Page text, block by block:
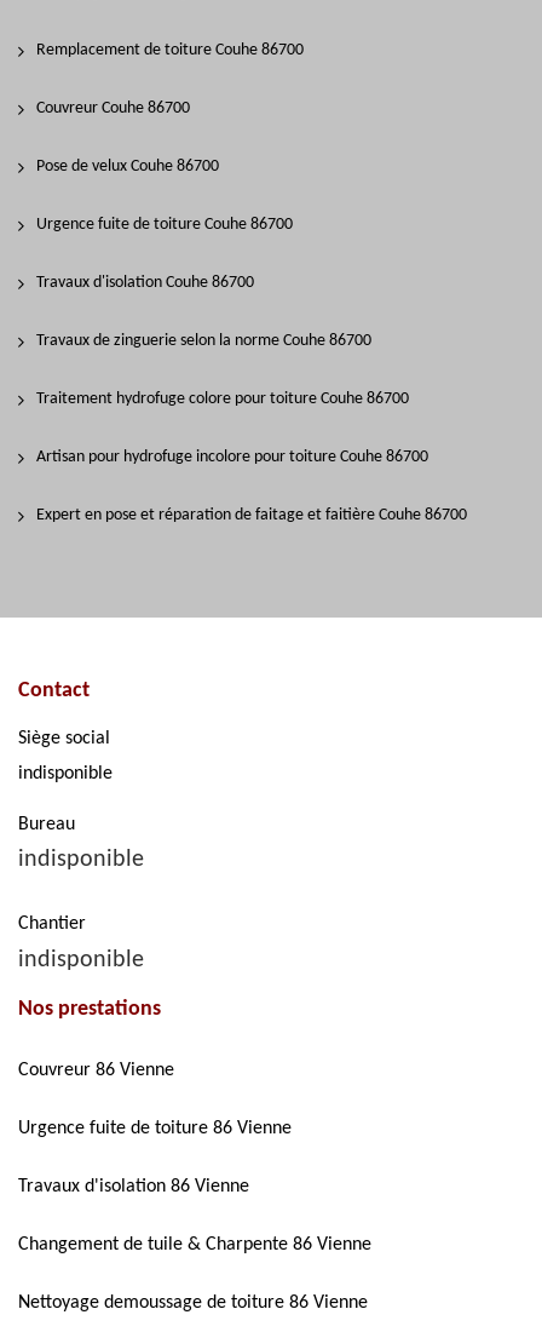
Remplacement de toiture Couhe 86700
Couvreur Couhe 86700
Pose de velux Couhe 86700
Urgence fuite de toiture Couhe 86700
Travaux d'isolation Couhe 86700
Travaux de zinguerie selon la norme Couhe 86700
Traitement hydrofuge colore pour toiture Couhe 86700
Artisan pour hydrofuge incolore pour toiture Couhe 86700
Expert en pose et réparation de faitage et faitière Couhe 86700
Contact
Siège social
indisponible
Bureau
indisponible
Chantier
indisponible
Nos prestations
Couvreur 86 Vienne
Urgence fuite de toiture 86 Vienne
Travaux d'isolation 86 Vienne
Changement de tuile & Charpente 86 Vienne
Nettoyage demoussage de toiture 86 Vienne